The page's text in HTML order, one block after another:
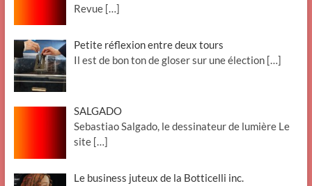
Revue […]
Petite réflexion entre deux tours
Il est de bon ton de gloser sur une élection […]
SALGADO
Sebastiao Salgado, le dessinateur de lumière Le
site […]
Le business juteux de la Botticelli inc.